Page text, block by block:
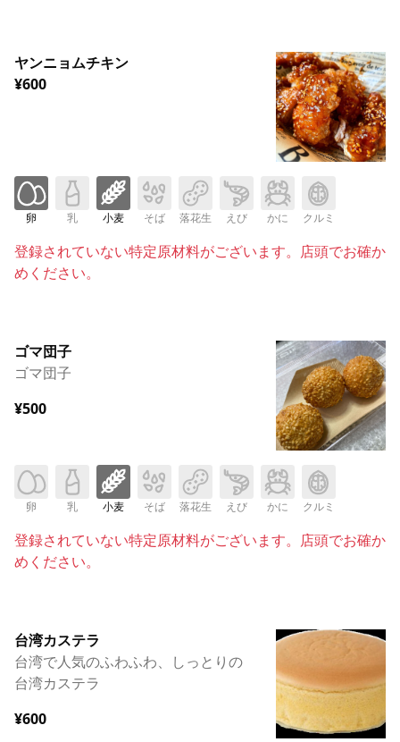
ヤンニョムチキン
¥600
卵 乳 小麦 そば 落花生 えび かに クルミ
登録されていない特定原材料がございます。店頭でお確か
めください。
ゴマ団子
ゴマ団子
¥500
卵 乳 小麦 そば 落花生 えび かに クルミ
登録されていない特定原材料がございます。店頭でお確か
めください。
台湾カステラ
台湾で人気のふわふわ、しっとりの
台湾カステラ
¥600